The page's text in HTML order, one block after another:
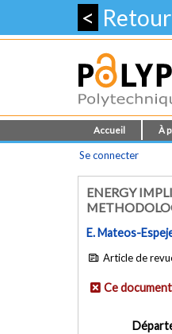
<
Accueil À
Se connecter
ENERGY
E. Mateos-
Article de
Ce